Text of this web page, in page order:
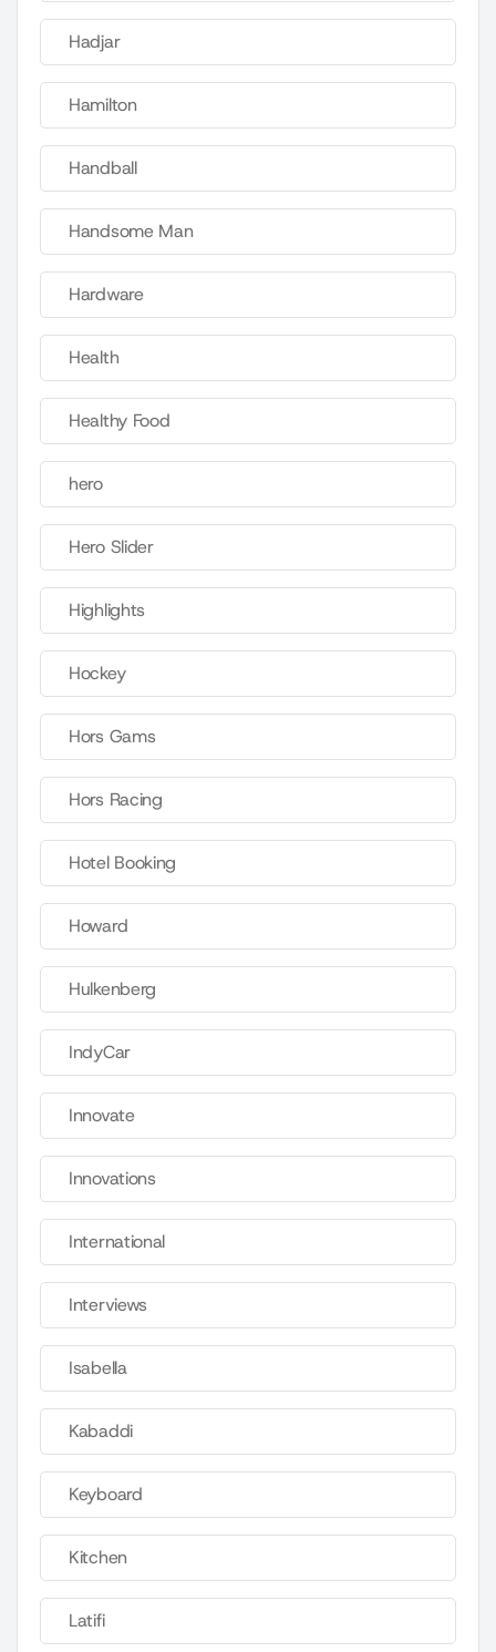
Hadjar
Hamilton
Handball
Handsome Man
Hardware
Health
Healthy Food
hero
Hero Slider
Highlights
Hockey
Hors Gams
Hors Racing
Hotel Booking
Howard
Hulkenberg
IndyCar
Innovate
Innovations
International
Interviews
Isabella
Kabaddi
Keyboard
Kitchen
Latifi